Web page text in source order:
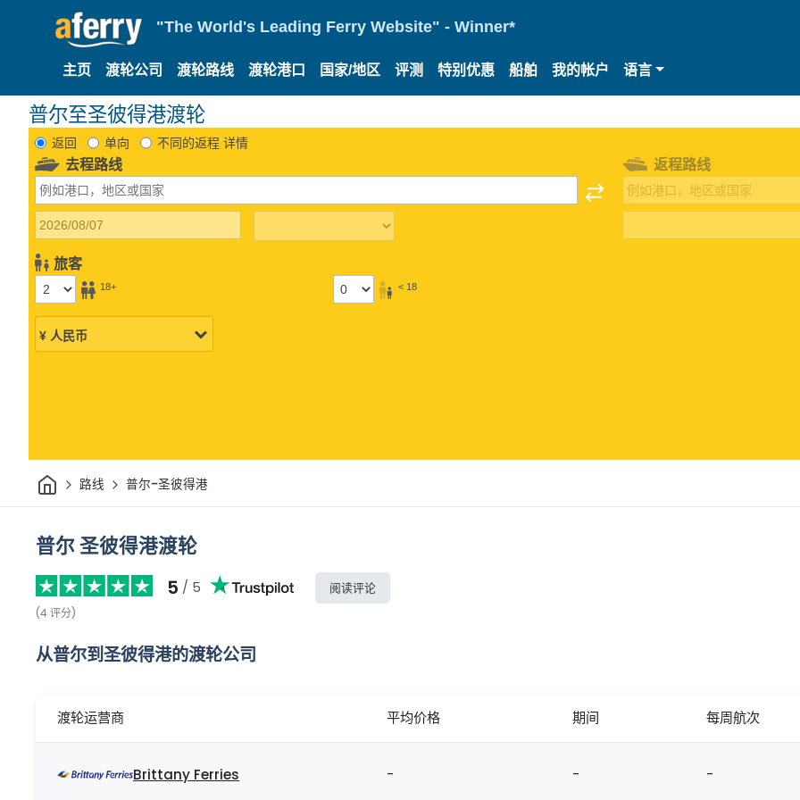
"The World's Leading Ferry Website" - Winner*
主页 渡轮公司 渡轮路线 渡轮港口 国家/地区 评测 特别优惠 船舶 我的帐户 语言
普尔至圣彼得港渡轮
返回 单向 不同的返程 详情
去程路线
旅客
18+ < 18
返程路线
家 路线 普尔-圣彼得港
普尔 圣彼得港渡轮
5 / 5
(4 评分)
阅读评论
从普尔到圣彼得港的渡轮公司
渡轮运营商 平均价格 期间 每周航次
Brittany Ferries - - -